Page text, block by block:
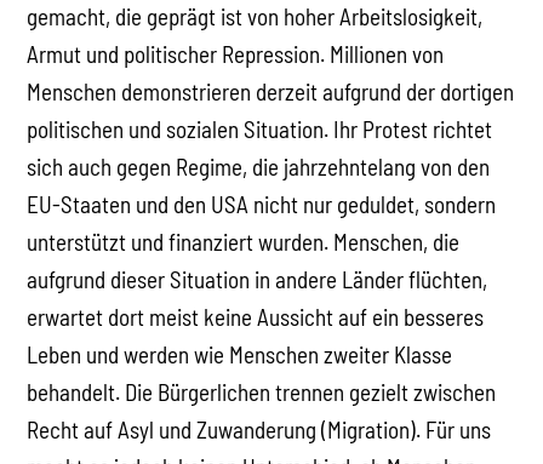
gemacht, die geprägt ist von hoher Arbeitslosigkeit,
Armut und politischer Repression. Millionen von
Menschen demonstrieren derzeit aufgrund der dortigen
politischen und sozialen Situation. Ihr Protest richtet
sich auch gegen Regime, die jahrzehntelang von den
EU-Staaten und den USA nicht nur geduldet, sondern
unterstützt und finanziert wurden. Menschen, die
aufgrund dieser Situation in andere Länder flüchten,
erwartet dort meist keine Aussicht auf ein besseres
Leben und werden wie Menschen zweiter Klasse
behandelt. Die Bürgerlichen trennen gezielt zwischen
Recht auf Asyl und Zuwanderung (Migration). Für uns